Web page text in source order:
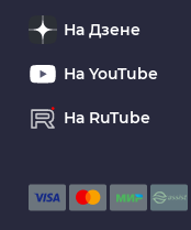
На Дзене
На YouTube
На RuTube